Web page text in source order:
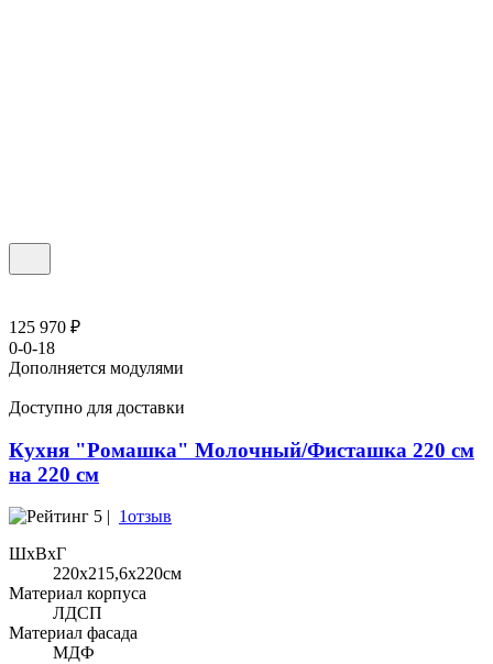
125 970 ₽
0-0-18
Дополняется модулями
Доступно для доставки
Кухня "Ромашка" Молочный/Фисташка 220 см
на 220 см
5 | 1отзыв
ШхВхГ
220x215,6х220см
Материал корпуса
ЛДСП
Материал фасада
МДФ